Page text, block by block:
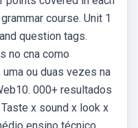
course. Unit 1
question tags.
no cna como
ou duas vezes na
000+ resultados
x sound x look x